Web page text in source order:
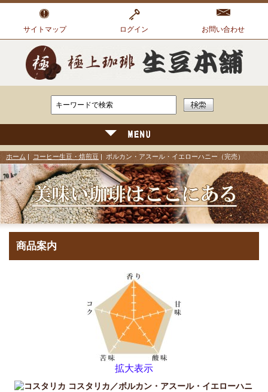
サイトマップ ログイン お問い合わせ
ホーム コーヒー生豆・焙煎豆 | ボルカン・アスール・イエローハニー（完売）
商品案内
拡大表示
コスタリカ／ボルカン・アスール・イエローハニ